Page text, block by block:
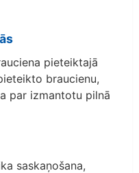
pieteiktajā
braucienu,
par izmantotu pilnā
saskaņošana,